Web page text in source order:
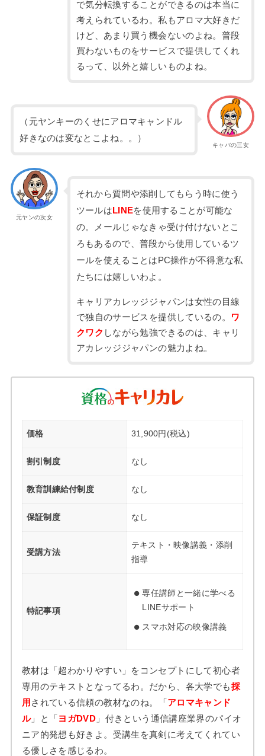
で気分転換することができるのは本当に
考えられているわ。私もアロマ大好きだ
けど、あまり買う機会ないのよね。普段
買わないものをサービスで提供してくれ
るって、以外と嬉しいものよね。
キャバの三女
（元ヤンキーのくせにアロマキャンドル
好きなのは変なとこよね。。）
元ヤンの次女
それから質問や添削してもらう時に使う
ツールは LINEを使用することが可能な
の。メールじゃなきゃ受け付けないとこ
ろもあるので、普段から使用しているツ
ールを使えることはPC操作が不得意な私
たちには嬉しいわよ。
キャリアカレッジジャパンは女性の目線
で独自のサービスを提供しているの。
ワ
クワク しながら勉強できるのは、キャリ
アカレッジジャパンの魅力よね。
価格 31,900円(税込)
割引制度 なし
教育訓練給付制度 なし
保証制度 なし
受講方法
テキスト・映像講義・添削
指導
特記事項
専任講師と一緒に学べる
LINEサポート
スマホ対応の映像講義
教材は「超わかりやすい」をコンセプトにして初心者
専用のテキストとなってるわ。だから、各大学でも採
用 されている信頼の教材なのね。「アロマキャンド
ル」と「ヨガDVD 」付きという通信講座業界のパイオ
ニア的発想も好きよ。受講生を真剣に考えてくれてい
る優しさを感じるわ。